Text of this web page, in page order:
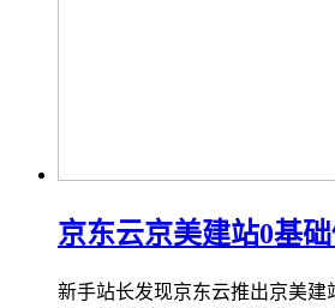
京东云京美建站0基
新手站长发现京东云推出京美建